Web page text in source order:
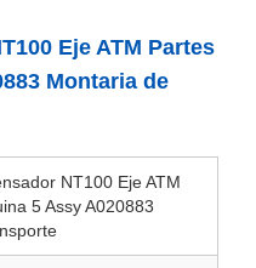
Eje ATM Partes
Montaria de
NT100 Eje ATM
5 Assy A020883